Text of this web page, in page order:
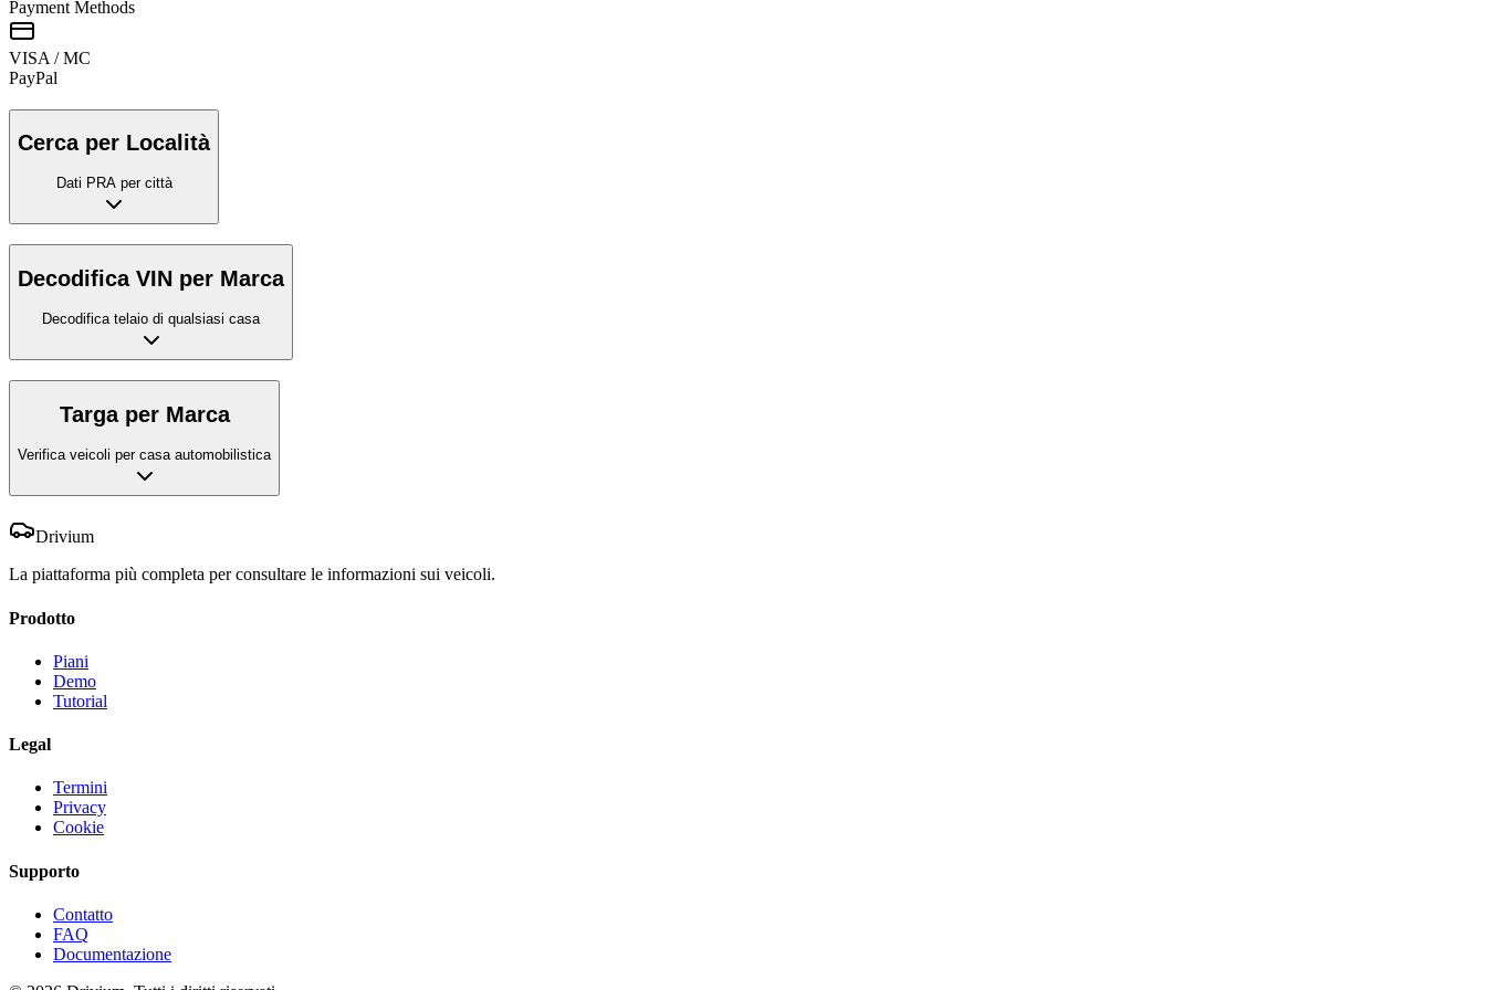
Payment Methods
VISA / MC
PayPal
Cerca per Località
Dati PRA per città
Decodifica VIN per Marca
Decodifica telaio di qualsiasi casa
Targa per Marca
Verifica veicoli per casa automobilistica
Drivium
La piattaforma più completa per consultare le informazioni sui veicoli.
Prodotto
Piani
Demo
Tutorial
Legal
Termini
Privacy
Cookie
Supporto
Contatto
FAQ
Documentazione